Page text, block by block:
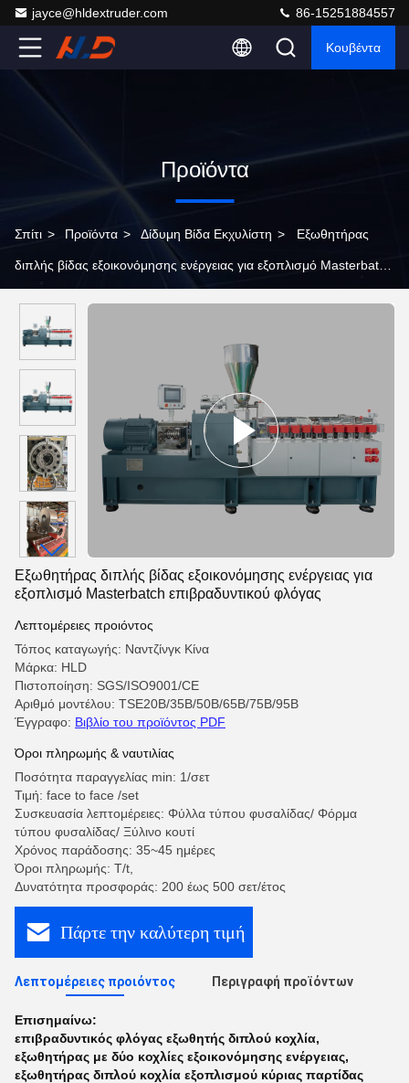
jayce@hldextruder.com 86-15251884557
Κουβέντα
Προϊόντα
Σπίτι > Προϊόντα > Δίδυμη Βίδα Εκχυλίστη > Εξωθητήρας
διπλής βίδας εξοικονόμησης ενέργειας για εξοπλισμό Masterbatch
Εξωθητήρας διπλής βίδας εξοικονόμησης ενέργειας για
εξοπλισμό Masterbatch επιβραδυντικού φλόγας
Λεπτομέρειες προιόντος
Τόπος καταγωγής: Ναντζίνγκ Κίνα
Μάρκα: HLD
Πιστοποίηση: SGS/ISO9001/CE
Αριθμό μοντέλου: TSE20B/35B/50B/65B/75B/95B
Έγγραφο: Βιβλίο του προϊόντος PDF
Όροι πληρωμής & ναυτιλίας
Ποσότητα παραγγελίας min: 1/σετ
Τιμή: face to face /set
Συσκευασία λεπτομέρειες: Φύλλα τύπου φυσαλίδας/ Φόρμα
τύπου φυσαλίδας/ Ξύλινο κουτί
Χρόνος παράδοσης: 35~45 ημέρες
Όροι πληρωμής: T/t,
Δυνατότητα προσφοράς: 200 έως 500 σετ/έτος
Πάρτε την καλύτερη τιμή
Λεπτομέρειες προιόντος Περιγραφή προϊόντων
Επισημαίνω:
επιβραδυντικός φλόγας εξωθητής διπλού κοχλία,
εξωθητήρας με δύο κοχλίες εξοικονόμησης ενέργειας,
εξωθητήρας διπλού κοχλία εξοπλισμού κύριας παρτίδας